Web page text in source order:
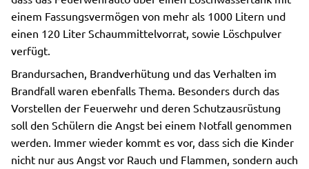
einem Fassungsvermögen von mehr als 1000 Litern und
einen 120 Liter Schaummittelvorrat, sowie Löschpulver
verfügt.
Brandursachen, Brandverhütung und das Verhalten im
Brandfall waren ebenfalls Thema. Besonders durch das
Vorstellen der Feuerwehr und deren Schutzausrüstung
soll den Schülern die Angst bei einem Notfall genommen
werden. Immer wieder kommt es vor, dass sich die Kinder
nicht nur aus Angst vor Rauch und Flammen, sondern auch